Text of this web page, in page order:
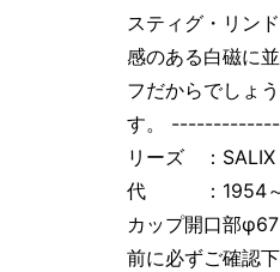
スティグ・リン
感のある白磁に
フだからでしょ
す。
リーズ ：
代 ：1954～
カップ開口部
前に必ずご確認